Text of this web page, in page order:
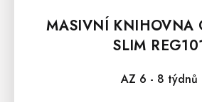
MASIVNÍ KNIHOVNA
SLIM
AZ 6 - 8 týdnů